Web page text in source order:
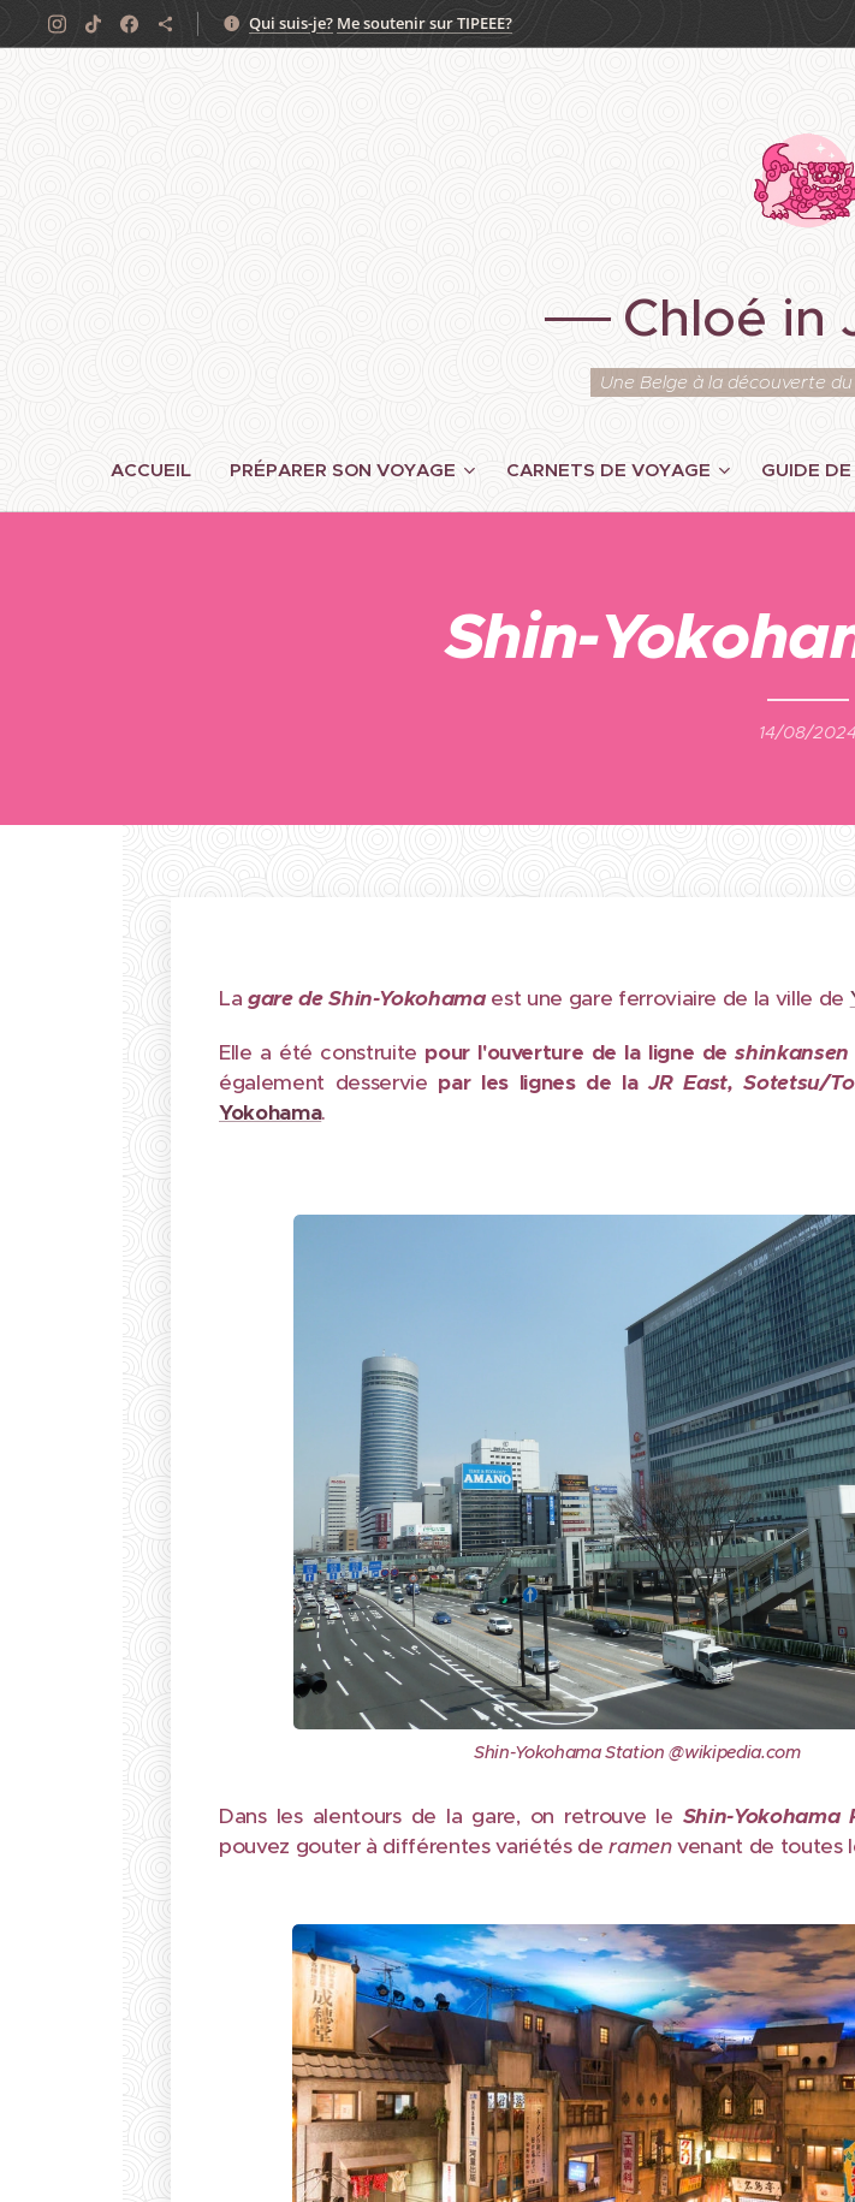
Qui suis-je? Me soutenir sur TIPEEE?
Chloé in
Une Belge à la découverte
ACCUEIL PRÉPARER SON VOYAGE CARNETS DE VOYAGE GUIDE
Shin-
14/08/2024
La gare de Shin-Yokohamaest une gare ferroviaire de la ville de
Elle a été construite pour l'ouverture de la ligne deshinkansen
également desservie par les lignes de laJR East, Sotetsu/
Yokohama.
Shin-Yokohama Station @wikipedia.com
Dans les alentours de la gare, on retrouve le Shin-Yokohama
pouvez gouter à différentes variétés deramenvenant de toutes